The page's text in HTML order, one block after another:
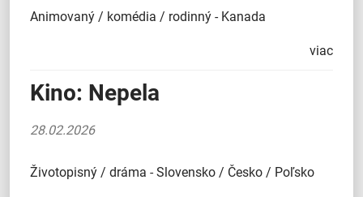
Animovaný / komédia / rodinný - Kanada
viac
Kino: Nepela
28.02.2026
Životopisný / dráma - Slovensko / Česko / Poľsko